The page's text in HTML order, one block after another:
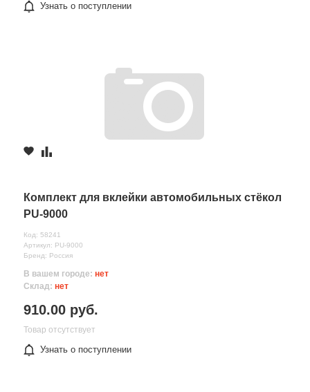
Узнать о поступлении
Комплект для вклейки автомобильных стёкол
PU-9000
Код: 58241
Артикул: PU-9000
Бренд: Россия
В вашем городе: нет
Склад: нет
910.00 руб.
Товар отсутствует
Узнать о поступлении